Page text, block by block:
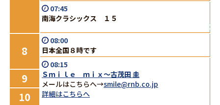
07:45
南海クラシックス １５
8
08:00
日本全国８時です
08:15
Ｓｍｉｌｅ ｍｉｘ～古茂田 圭
メールはこちらへ→smile@rnb.co.jp
詳細はこちらへ
9
10